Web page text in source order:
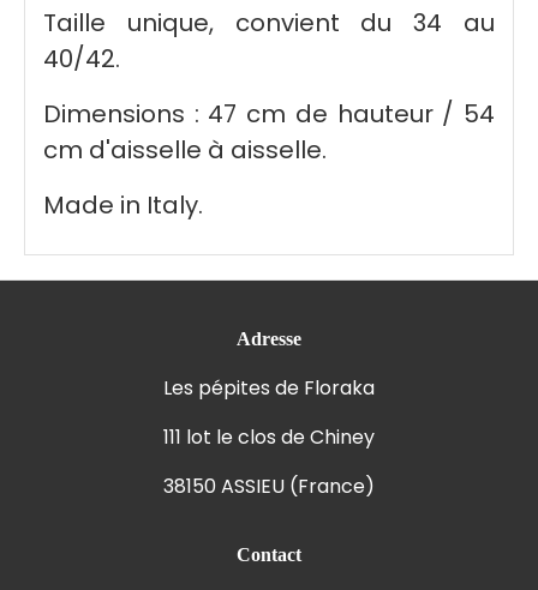
Taille unique, convient du 34 au
40/42.
Dimensions : 47 cm de hauteur / 54
cm d'aisselle à aisselle.
Made in Italy.
Adresse
Les pépites de Floraka
111 lot le clos de Chiney
38150 ASSIEU (France)
Contact